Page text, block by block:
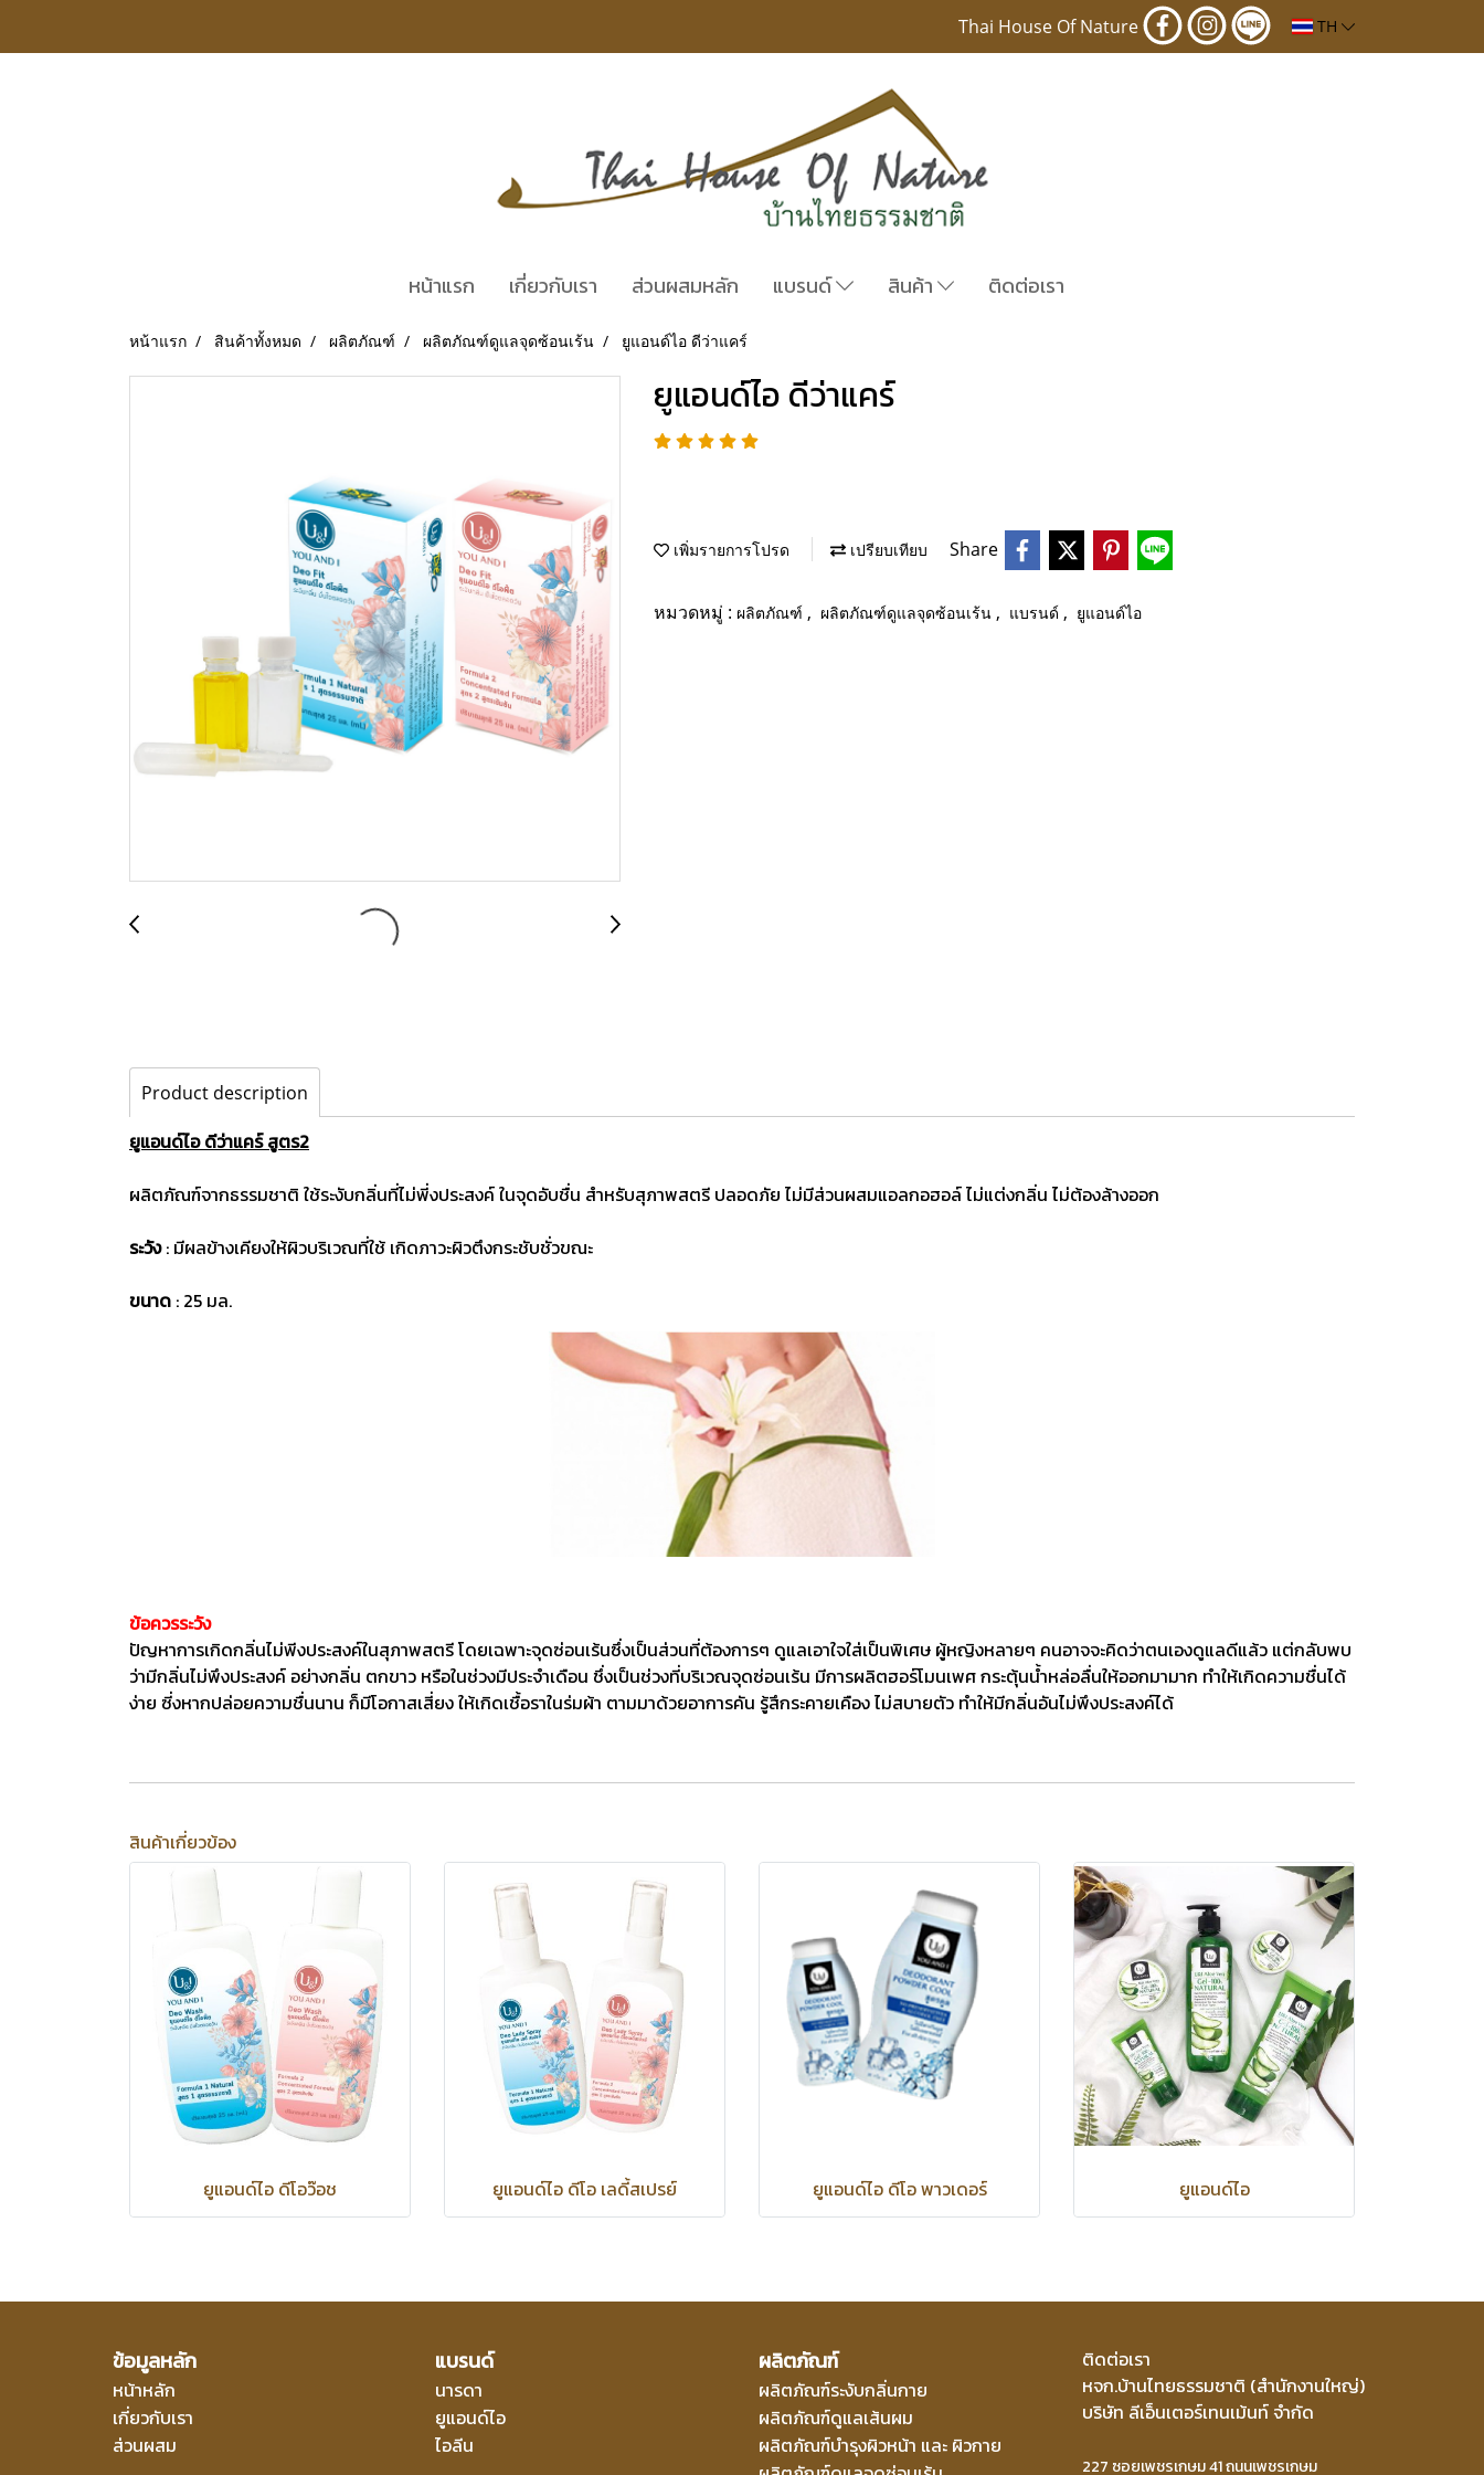
Thai House Of Nature TH
หน้าแรก เกี่ยวกับเรา ส่วนผสมหลัก แบรนด์ สินค้า ติดต่อเรา
หน้าแรก สินค้าทั้งหมด ผลิตภัณฑ์ ผลิตภัณฑ์ดูแลจุดซ้อนเร้น ยูแอนด์ไอ ดีว่าแคร์
ยูแอนด์ไอ ดีว่าแคร์
เพิ่มรายการโปรด เปรียบเทียบ Share
หมวดหมู่ : ผลิตภัณฑ์ , ผลิตภัณฑ์ดูแลจุดซ้อนเร้น , แบรนด์ , ยูแอนด์ไอ
Product description
ยูแอนด์ไอ ดีว่าแคร์ สูตร2
ผลิตภัณฑ์จากธรรมชาติ ใช้ระงับกลิ่นที่ไม่พี่งประสงค์ ในจุดอับชื่น สำหรับสุภาพสตรี ปลอดภัย ไม่มีส่วนผสมแอลกอฮอล์ ไม่แต่งกลิ่น ไม่ต้องล้างออก
ระวัง: มีผลข้างเคียงให้ผิวบริเวณที่ใช้ เกิดภาวะผิวตึงกระชับชั่วขณะ
ขนาด : 25 มล.
ข้อควรระวัง
ปัญหาการเกิดกลิ่นไม่พีงประสงค์ในสุภาพสตรี โดยเฉพาะจุดซ่อนเร้นซึ่งเป็นส่วนที่ต้องการๆ ดูแลเอาใจใส่เป็นพิเศษ ผู้หญิงหลายๆ คนอาจจะคิดว่าตนเองดูแลดีแล้ว แต่กลับพบ
ว่ามีกลิ่นไม่พึงประสงค์ อย่างกลิ่น ตกขาว หรือในช่วงมีประจำเดือน ชึ่งเป็นช่วงที่บริเวณจุดซ่อนเร้น มีการผลิตฮอร์โมนเพศ กระตุ้นน้ำหล่อลื่นให้ออกมามาก ทำให้เกิดความชื่นได้
ง่าย ซี่งหากปล่อยความชื่นนาน ก็มีโอกาสเสี่ยง ให้เกิดเชื้อราในร่มผ้า ตามมาด้วยอาการคัน รู้สึกระคายเคือง ไม่สบายตัว ทำให้มีกลิ่นอันไม่พึงประสงค์ได้
สินค้าเกี่ยวข้อง
ยูแอนด์ไอ ดีโอว๊อช ยูแอนด์ไอ ดีโอ เลดี้สเปรย์ ยูแอนด์ไอ ดีโอ พาวเดอร์ ยูแอนด์ไอ
ข้อมูลหลัก
หน้าหลัก
เกี่ยวกับเรา
ส่วนผสม
แบรนด์
นารดา
ยูแอนด์ไอ
ไอลีน
ผลิตภัณฑ์
ผลิตภัณฑ์ระงับกลิ่นกาย
ผลิตภัณฑ์ดูแลเส้นผม
ผลิตภัณฑ์บำรุงผิวหน้า และ ผิวกาย
ติดต่อเรา
หจก.บ้านไทยธรรมชาติ (สำนักงานใหญ่)
บริษัท ลีเอ็นเตอร์เทนเม้นท์ จำกัด
227 ซอยเพชรเกษม 41 ถนนเพชรเกษม